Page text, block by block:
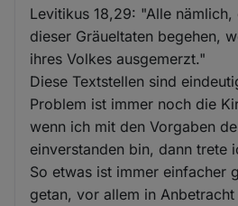
Levitikus 18,29: "Alle
dieser Gräueltaten begehen,
ihres Volkes ausgemerzt."
Diese Textstellen sind
Problem ist immer noch die
wenn ich mit den Vorgaben
einverstanden bin, dann trete
So etwas ist immer einfacher
getan, vor allem in